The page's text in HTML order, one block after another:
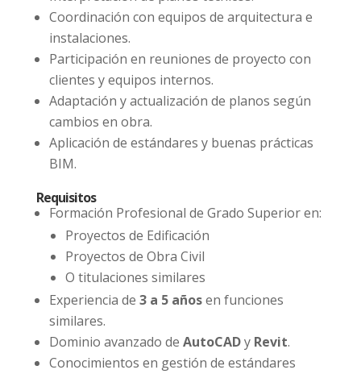
Coordinación con equipos de arquitectura e
instalaciones.
Participación en reuniones de proyecto con
clientes y equipos internos.
Adaptación y actualización de planos según
cambios en obra.
Aplicación de estándares y buenas prácticas
BIM.
Requisitos
Formación Profesional de Grado Superior en:
Proyectos de Edificación
Proyectos de Obra Civil
O titulaciones similares
Experiencia de 3 a 5 añosen funciones
similares.
Dominio avanzado de AutoCADy Revit.
Conocimientos en gestión de estándares